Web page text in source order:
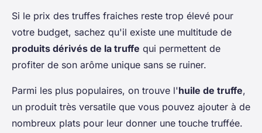
Si le prix des truffes fraiches reste trop élevé pour
votre budget, sachez qu'il existe une multitude de
produits dérivés de la truffe qui permettent de
profiter de son arôme unique sans se ruiner.
Parmi les plus populaires, on trouve l'huile de truffe,
un produit très versatile que vous pouvez ajouter à de
nombreux plats pour leur donner une touche truffée.